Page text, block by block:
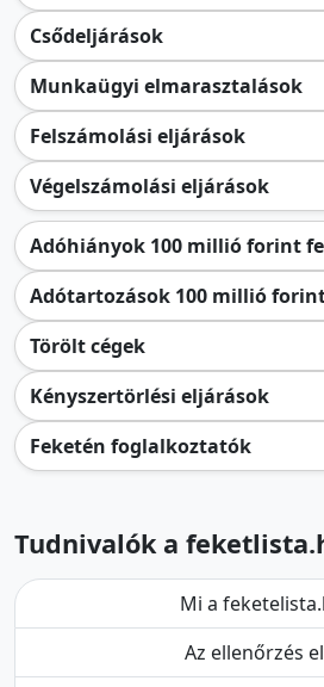
Csődeljárások
Munkaügyi elmarasztalások
Felszámolási eljárások
Végelszámolási eljárások
Adóhiányok 100 millió forint
Adótartozások 100 millió
Törölt cégek
Kényszertörlési eljárások
Feketén foglalkoztatók
Tudnivalók a
Mi a
Az ellenőrzés